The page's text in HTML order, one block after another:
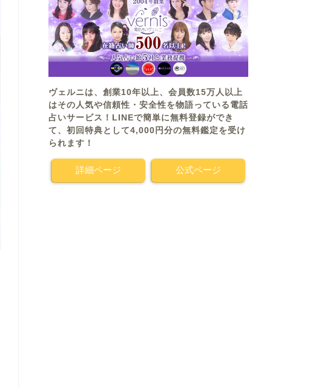
ヴェルニは、創業10年以上、会員数15万人以上
はその人気や信頼性・安全性を物語っている電話
占いサービス！LINEで簡単に無料登録ができ
て、初回特典として4,000円分の無料鑑定を受け
られます！
詳細ページ 公式ページ